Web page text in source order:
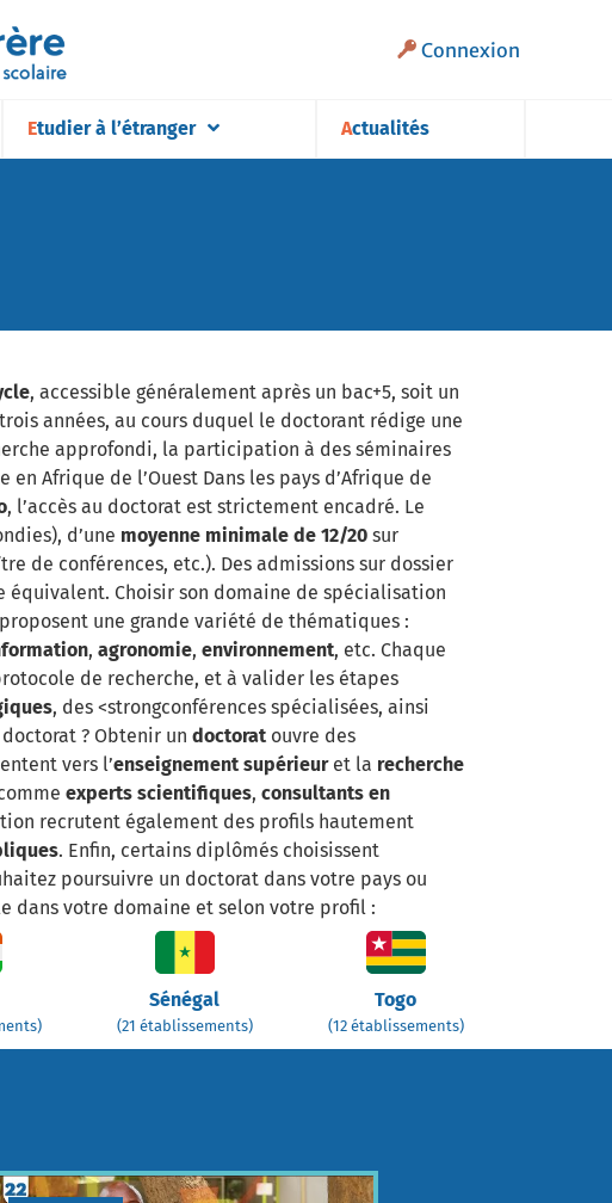
Connexion
Etudier à l’étranger Actualités
, accessible généralement après un bac+5, soit un
années, au cours duquel le doctorant rédige une
approfondi, la participation à des séminaires
Afrique de l’Ouest Dans les pays d’Afrique de
, l’accès au doctorat est strictement encadré. Le
d’une moyenne minimale de 12/20 sur
de conférences, etc.). Des admissions sur dossier
Choisir son domaine de spécialisation
une grande variété de thématiques :
, agronomie, environnement, etc. Chaque
de recherche, et à valider les étapes
, des <strongconférences spécialisées, ainsi
? Obtenir un doctorat ouvre des
vers l’enseignement supérieuret la recherche
experts scientifiques, consultants en
recrutent également des profils hautement
. Enfin, certains diplômés choisissent
poursuivre un doctorat dans votre pays ou
dans votre domaine et selon votre profil :
Sénégal
(21 établissements)
Togo
(12 établissements)